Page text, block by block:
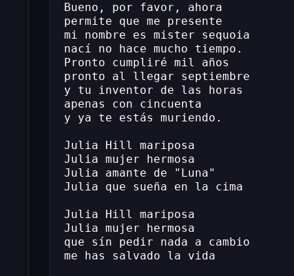
Bueno, por favor, ahora
permite que me presente
mi nombre es mister sequoia
nací no hace mucho tiempo.
Pronto cumpliré mil años
pronto al llegar septiembre
y tu inventor de las horas
apenas con cincuenta
y ya te estás muriendo.
Julia Hill mariposa
Julia mujer hermosa
Julia amante de "Luna"
Julia que sueña en la cima
Julia Hill mariposa
Julia mujer hermosa
que sín pedir nada a cambio
me has salvado la vida